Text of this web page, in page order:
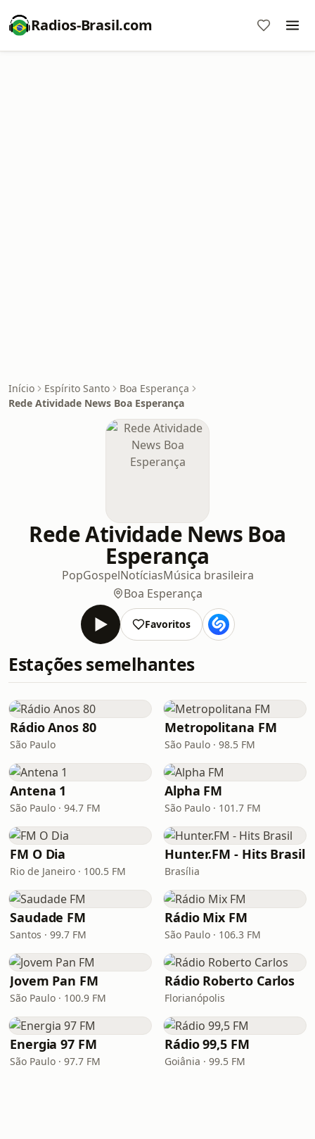
Radios-Brasil.com
Início Espírito Santo
Boa Esperança
Rede Atividade News Boa Esperança
Rede Atividade News Boa
Esperança
PopGospelNotíciasMúsica brasileira
Boa Esperança
Favoritos
Estações semelhantes
Rádio Anos 80
São Paulo
Metropolitana FM
São Paulo · 98.5 FM
Antena 1
São Paulo · 94.7 FM
Alpha FM
São Paulo · 101.7 FM
FM O Dia
Rio de Janeiro · 100.5 FM
Hunter.FM - Hits Brasil
Brasília
Saudade FM
Santos · 99.7 FM
Rádio Mix FM
São Paulo · 106.3 FM
Jovem Pan FM
São Paulo · 100.9 FM
Rádio Roberto Carlos
Florianópolis
Energia 97 FM
São Paulo · 97.7 FM
Rádio 99,5 FM
Goiânia · 99.5 FM